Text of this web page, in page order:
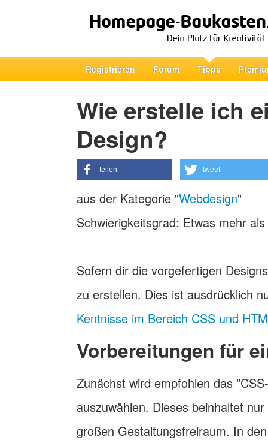
Registrieren Forum Tipps
Wie erstelle ich
Design?
teilen tweet
aus der Kategorie "Webdesign"
Schwierigkeitsgrad: Etwas mehr
Sofern dir die vorgefertigen
zu erstellen. Dies ist ausdrücklich
Kentnisse im Bereich CSS und
Vorbereitungen für
Zunächst wird empfohlen das
auszuwählen. Dieses beinhaltet
großen Gestaltungsfreiraum. In